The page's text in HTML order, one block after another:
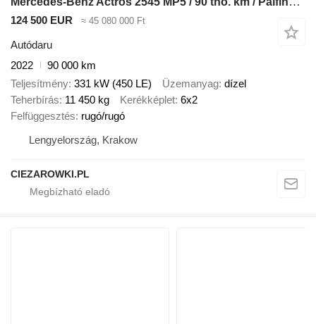
124 500 EUR ≈ 45 080 000 Ft
Autódaru
2022
90 000 km
Teljesítmény 331 kW (450 LE) Üzemanyag dízel
Teherbírás 11 450 kg Kerékképlet 6x2
Felfüggesztés rugó/rugó
Lengyelország, Krakow
CIEZAROWKI.PL